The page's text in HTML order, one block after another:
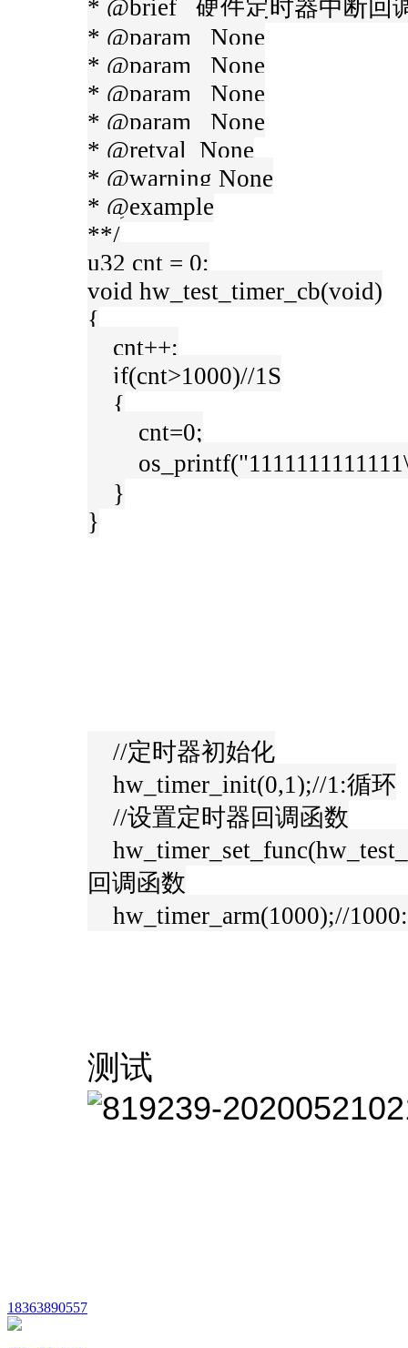
18363890557
* @brief 硬件定时器中断回
* @param None
* @param None
* @param None
* @param None
* @retval None
* @warning None
* @example
**/
u32 cnt = 0;
void hw_test_timer_cb(void)
{
cnt++;
if(cnt>1000)//1S
{
cnt=0;
}
}
//定时器初始化
hw_timer_init(0,1);//1:循环
//设置定时器回调函数
回调函数
hw_timer_arm(1000);//
测试